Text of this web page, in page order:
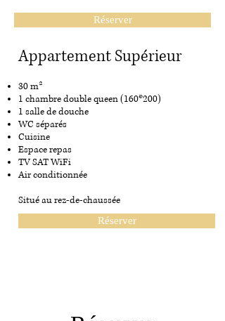
Réserver
Appartement Supérieur
30 m²
1 chambre double queen (160*200)
1 salle de douche
WC séparés
Cuisine
Espace repas
TV SAT WiFi
Air conditionnée
Situé au rez-de-chaussée
Réserver